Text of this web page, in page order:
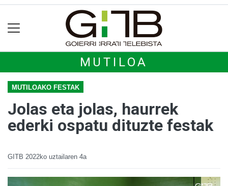
MUTILOA
MUTILOAKO FESTAK
Jolas eta jolas, haurrek
ederki ospatu dituzte festak
GITB 2022ko uztailaren 4a